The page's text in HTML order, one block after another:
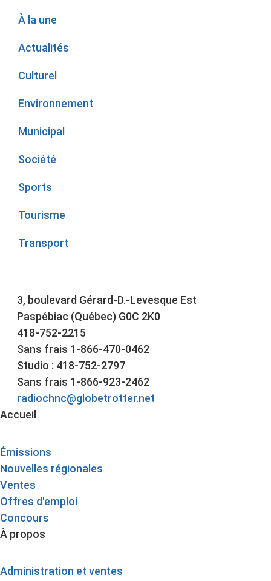
À la une
Actualités
Culturel
Environnement
Municipal
Société
Sports
Tourisme
Transport
3, boulevard Gérard-D.-Levesque Est
Paspébiac (Québec) G0C 2K0
418-752-2215
Sans frais 1-866-470-0462
Studio : 418-752-2797
Sans frais 1-866-923-2462
radiochnc@globetrotter.net
Accueil
Émissions
Nouvelles régionales
Ventes
Offres d'emploi
Concours
À propos
Administration et ventes